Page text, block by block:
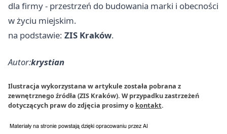
dla firmy - przestrzeń do budowania marki i obecności
w życiu miejskim.
na podstawie: ZIS Kraków.
Autor:krystian
Ilustracja wykorzystana w artykule została pobrana z
zewnętrznego źródła (ZIS Kraków). W przypadku zastrzeżeń
dotyczących praw do zdjęcia prosimy o kontakt.